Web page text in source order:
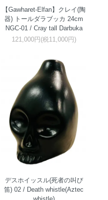
【Gawharet-Elfan】クレイ(陶
器) トールダラブッカ 24cm
NGC-01 / Cray tall Darbuka
121,000円(税11,000円)
デスホイッスル(死者の叫び
笛) 02 / Death whistle(Aztec